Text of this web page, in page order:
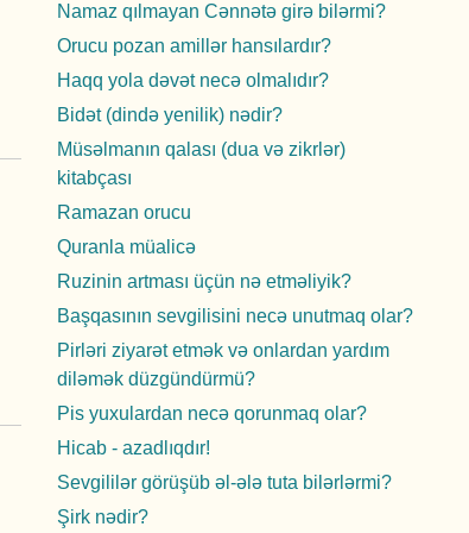
Namaz qılmayan Cənnətə girə bilərmi?
Orucu pozan amillər hansılardır?
Haqq yola dəvət necə olmalıdır?
Bidət (dində yenilik) nədir?
Müsəlmanın qalası (dua və zikrlər)
kitabçası
Ramazan orucu
Quranla müalicə
Ruzinin artması üçün nə etməliyik?
Başqasının sevgilisini necə unutmaq olar?
Pirləri ziyarət etmək və onlardan yardım
diləmək düzgündürmü?
Pis yuxulardan necə qorunmaq olar?
Hicab - azadlıqdır!
Sevgililər görüşüb əl-ələ tuta bilərlərmi?
Şirk nədir?